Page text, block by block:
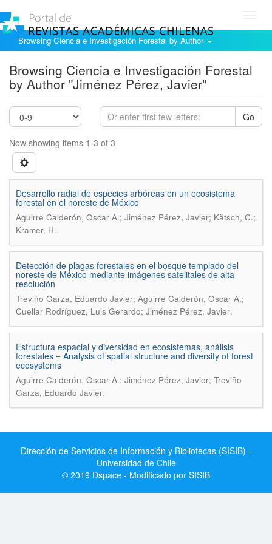
Browsing Ciencia e Investigación Forestal by Author
Browsing Ciencia e Investigación Forestal
by Author "Jiménez Pérez, Javier"
Go
Now showing items 1-3 of 3
Desarrollo radial de especies arbóreas en un ecosistema
forestal en el noreste de México
Aguirre Calderón, Oscar A.; Jiménez Pérez, Javier; Kätsch, C.;
Kramer, H..
Detección de plagas forestales en el bosque templado del
noreste de México mediante imágenes satelitales de alta
resolución
Treviño Garza, Eduardo Javier; Aguirre Calderón, Oscar A.;
Cuellar Rodríguez, Luis Gerardo; Jiménez Pérez, Javier.
Estructura espacial y diversidad en ecosistemas, análisis
forestales = Analysis of spatial structure and diversity of forest
ecosystems
Aguirre Calderón, Oscar A.; Jiménez Pérez, Javier; Treviño
Garza, Eduardo Javier.
Dirección de Servicios de Información y Bibliotecas (SISIB) -
Universidad de Chile
© 2019 Dspace - Modificado por SISIB